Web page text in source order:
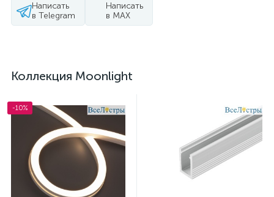
Написать
в Telegram
Написать
в MAX
Коллекция Moonlight
-10%